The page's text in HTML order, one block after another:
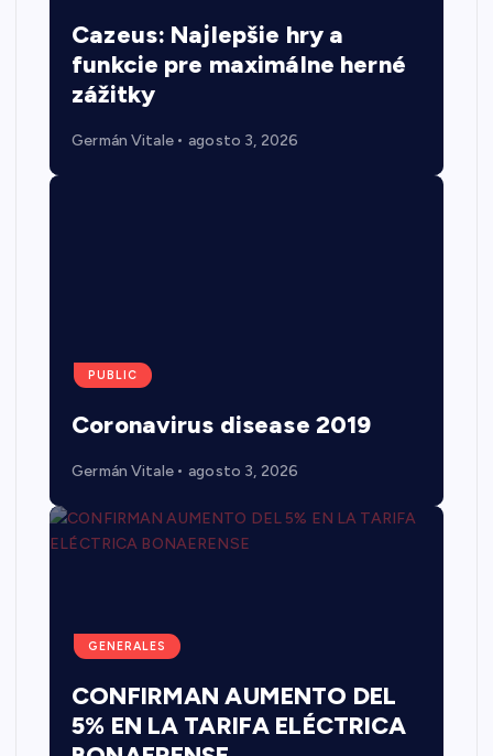
Cazeus: Najlepšie hry a
funkcie pre maximálne herné
zážitky
Germán Vitale agosto 3, 2026
PUBLIC
Coronavirus disease 2019
Germán Vitale agosto 3, 2026
GENERALES
CONFIRMAN AUMENTO DEL
5% EN LA TARIFA ELÉCTRICA